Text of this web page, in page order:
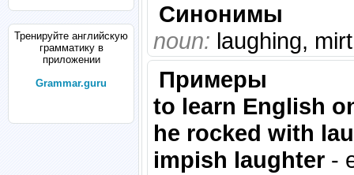
Тренируйте английскую
грамматику в
приложении
Grammar.guru
Синонимы
noun: laughing,
Примеры
to learn English
he rocked with
impish laughter -